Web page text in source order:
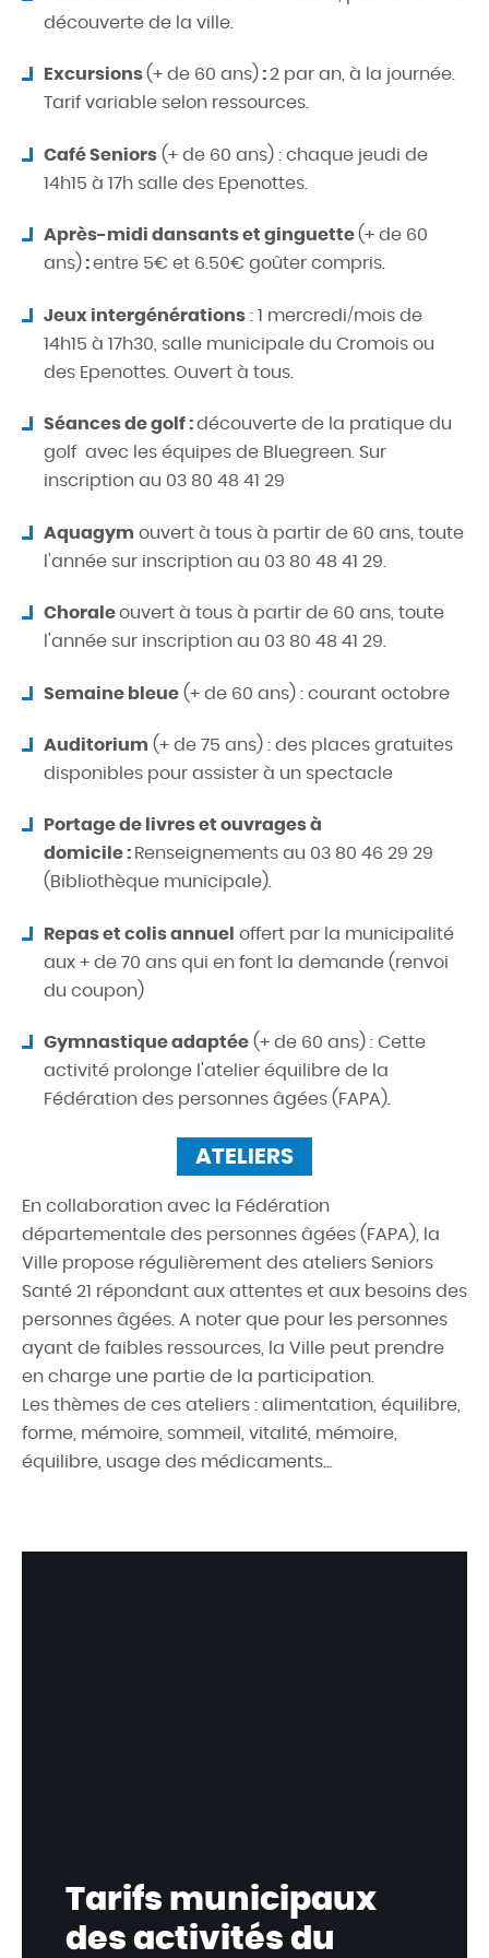
découverte de la ville.
Excursions(+ de 60 ans):2 par an, à la journée.
Tarif variable selon ressources.
Café Seniors(+ de 60 ans) : chaque jeudi de
14h15 à 17h salle des Epenottes.
Après-midi dansants et ginguette(+ de 60
ans):entre 5€ et 6.50€ goûter compris.
Jeux intergénérations: 1 mercredi/mois de
14h15 à 17h30, salle municipale du Cromois ou
des Epenottes. Ouvert à tous.
Séances de golf :découverte de la pratique du
golf avec les équipes de Bluegreen. Sur
inscription au 03 80 48 41 29
Aquagym ouvert à tous à partir de 60 ans, toute
l'année sur inscription au 03 80 48 41 29.
Choraleouvert à tous à partir de 60 ans, toute
l'année sur inscription au 03 80 48 41 29.
Semaine bleue(+ de 60 ans) : courant octobre
Auditorium (+ de 75 ans) : des places gratuites
disponibles pour assister à un spectacle
Portage de livres et ouvrages à
domicile:Renseignements au 03 80 46 29 29
(Bibliothèque municipale).
Repas et colis annuel offert par la municipalité
aux + de 70 ans qui en font la demande (renvoi
du coupon)
Gymnastique adaptée(+ de 60 ans) : Cette
activité prolonge l'atelier équilibre de la
Fédération des personnes âgées (FAPA).
ATELIERS
En collaboration avec la Fédération
départementale des personnes âgées (FAPA), la
Ville propose régulièrement des ateliers Seniors
Santé 21 répondant aux attentes et aux besoins des
personnes âgées. A noter que pour les personnes
ayant de faibles ressources, la Ville peut prendre
en charge une partie de la participation.
Les thèmes de ces ateliers : alimentation, équilibre,
forme, mémoire, sommeil, vitalité, mémoire,
équilibre, usage des médicaments...
Tarifs municipaux
des activités du